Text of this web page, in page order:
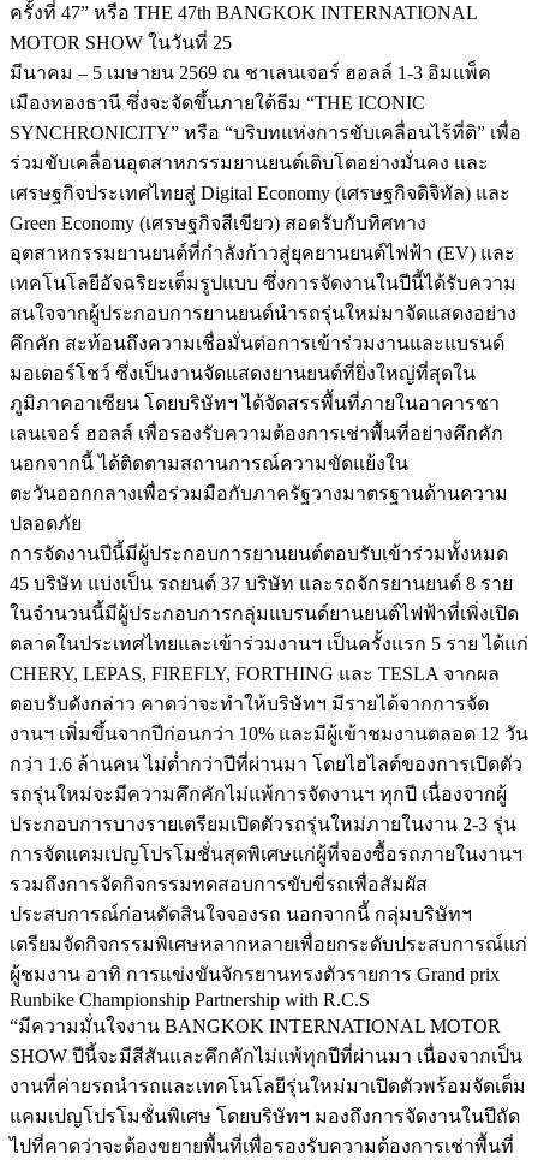
ครั้งที่ 47” หรือ THE 47th BANGKOK INTERNATIONAL
MOTOR SHOW ในวันที่ 25
มีนาคม – 5 เมษายน 2569 ณ ชาเลนเจอร์ ฮอลล์ 1-3 อิมแพ็ค
เมืองทองธานี ซึ่งจะจัดขึ้นภายใต้ธีม “THE ICONIC
SYNCHRONICITY” หรือ “บริบทแห่งการขับเคลื่อนไร้ที่ติ” เพื่อ
ร่วมขับเคลื่อนอุตสาหกรรมยานยนต์เติบโตอย่างมั่นคง และ
เศรษฐกิจประเทศไทยสู่ Digital Economy (เศรษฐกิจดิจิทัล) และ
Green Economy (เศรษฐกิจสีเขียว) สอดรับกับทิศทาง
อุตสาหกรรมยานยนต์ที่กำลังก้าวสู่ยุคยานยนต์ไฟฟ้า (EV) และ
เทคโนโลยีอัจฉริยะเต็มรูปแบบ ซึ่งการจัดงานในปีนี้ได้รับความ
สนใจจากผู้ประกอบการยานยนต์นำรถรุ่นใหม่มาจัดแสดงอย่าง
คึกคัก สะท้อนถึงความเชื่อมั่นต่อการเข้าร่วมงานและแบรนด์
มอเตอร์โชว์ ซึ่งเป็นงานจัดแสดงยานยนต์ที่ยิ่งใหญ่ที่สุดใน
ภูมิภาคอาเซียน โดยบริษัทฯ ได้จัดสรรพื้นที่ภายในอาคารชา
เลนเจอร์ ฮอลล์ เพื่อรองรับความต้องการเช่าพื้นที่อย่างคึกคัก
นอกจากนี้ ได้ติดตามสถานการณ์ความขัดแย้งใน
ตะวันออกกลางเพื่อร่วมมือกับภาครัฐวางมาตรฐานด้านความ
ปลอดภัย
การจัดงานปีนี้มีผู้ประกอบการยานยนต์ตอบรับเข้าร่วมทั้งหมด
45 บริษัท แบ่งเป็น รถยนต์ 37 บริษัท และรถจักรยานยนต์ 8 ราย
ในจำนวนนี้มีผู้ประกอบการกลุ่มแบรนด์ยานยนต์ไฟฟ้าที่เพิ่งเปิด
ตลาดในประเทศไทยและเข้าร่วมงานฯ เป็นครั้งแรก 5 ราย ได้แก่
CHERY, LEPAS, FIREFLY, FORTHING และ TESLA จากผล
ตอบรับดังกล่าว คาดว่าจะทำให้บริษัทฯ มีรายได้จากการจัด
งานฯ เพิ่มขึ้นจากปีก่อนกว่า 10% และมีผู้เข้าชมงานตลอด 12 วัน
กว่า 1.6 ล้านคน ไม่ต่ำกว่าปีที่ผ่านมา โดยไฮไลต์ของการเปิดตัว
รถรุ่นใหม่จะมีความคึกคักไม่แพ้การจัดงานฯ ทุกปี เนื่องจากผู้
ประกอบการบางรายเตรียมเปิดตัวรถรุ่นใหม่ภายในงาน 2-3 รุ่น
การจัดแคมเปญโปรโมชั่นสุดพิเศษแก่ผู้ที่จองซื้อรถภายในงานฯ
รวมถึงการจัดกิจกรรมทดสอบการขับขี่รถเพื่อสัมผัส
ประสบการณ์ก่อนตัดสินใจจองรถ นอกจากนี้ กลุ่มบริษัทฯ
เตรียมจัดกิจกรรมพิเศษหลากหลายเพื่อยกระดับประสบการณ์แก่
ผู้ชมงาน อาทิ การแข่งขันจักรยานทรงตัวรายการ Grand prix
Runbike Championship Partnership with R.C.S
“มีความมั่นใจงาน BANGKOK INTERNATIONAL MOTOR
SHOW ปีนี้จะมีสีสันและคึกคักไม่แพ้ทุกปีที่ผ่านมา เนื่องจากเป็น
งานที่ค่ายรถนำรถและเทคโนโลยีรุ่นใหม่มาเปิดตัวพร้อมจัดเต็ม
แคมเปญโปรโมชั่นพิเศษ โดยบริษัทฯ มองถึงการจัดงานในปีถัด
ไปที่คาดว่าจะต้องขยายพื้นที่เพื่อรองรับความต้องการเช่าพื้นที่